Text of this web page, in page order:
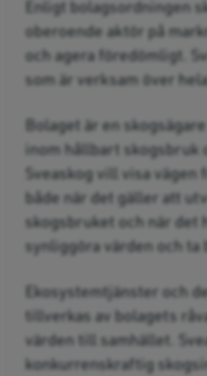
Enligt bolagsordningen
oberoende aktör på
och agera föredömligt.
som är verksam över
Bolaget är en
inom hållbart skogsbruk
Sveaskog vill visa vägen
både när det gäller att
skogsbruket och när det
synliggöra värden och ta
Ekosystemtjänster och
tillverkas av bolagets
värden till samhället.
konkurrenskraftig